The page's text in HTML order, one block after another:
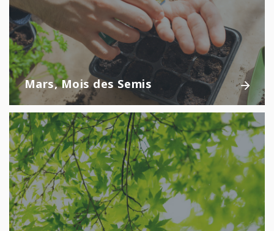
Mars, Mois des Semis